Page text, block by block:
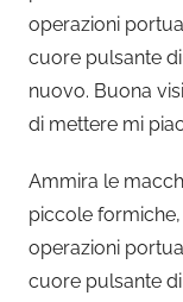
operazioni
cuore pulsante
nuovo. Buona
di mettere mi
Ammira le
piccole
operazioni
cuore pulsante